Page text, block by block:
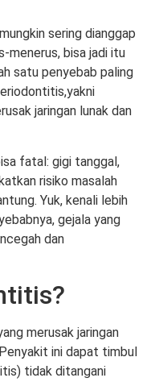
sering dianggap
menerus, bisa jadi itu
satu penyebab paling
jaringan lunak dan
fatal: gigi tanggal,
risiko masalah
Yuk, kenali lebih
gejala yang
dan
merusak jaringan
ini dapat timbul
tidak ditangani